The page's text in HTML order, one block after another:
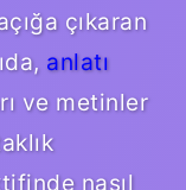
çıkaran
anlatı
ve metinler
nasıl